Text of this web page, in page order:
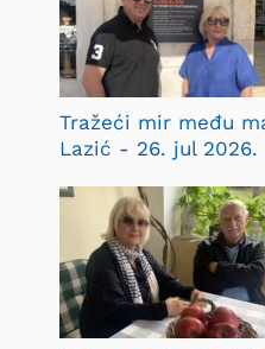
Tražeći mir među
Lazić - 26. jul 2026.